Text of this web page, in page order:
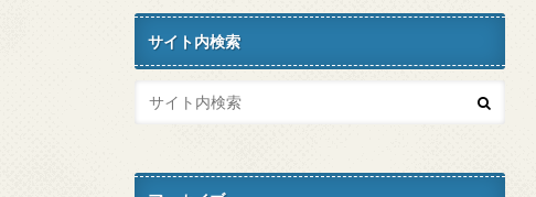
サイト内検索